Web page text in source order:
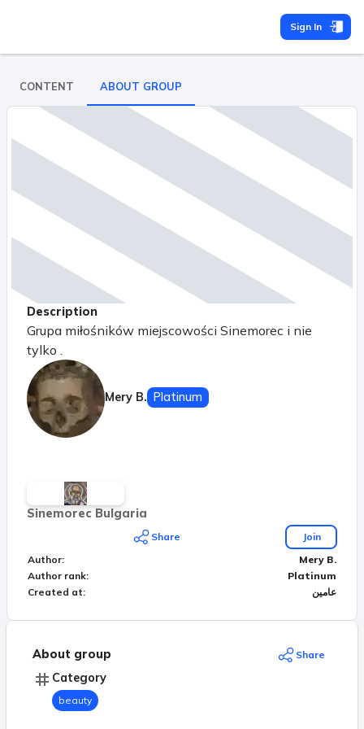
Sign In
CONTENT ABOUT GROUP
Description
Grupa miłośników miejscowości Sinemorec i nie
tylko .
Mery B. Platinum
Sinemorec Bulgaria
Share
Join
Author:
Mery B.
Author rank:
Platinum
Created at: عامين
About group Share
Category
beauty